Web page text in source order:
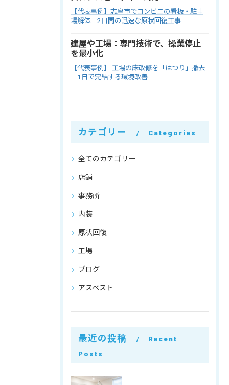
【代表事例】志摩市でコンビニの看板・駐車
場解体｜2日間の迅速な原状回復工事
建屋や工場：専門技術で、操業停止
を最小化
【代表事例】 工場の床改修を「はつり」撤去
｜1日で完結する環境改善
カテゴリー Categories
全てのカテゴリー
店舗
事務所
内装
原状回復
工場
ブログ
アスベスト
最近の投稿
Recent
Posts